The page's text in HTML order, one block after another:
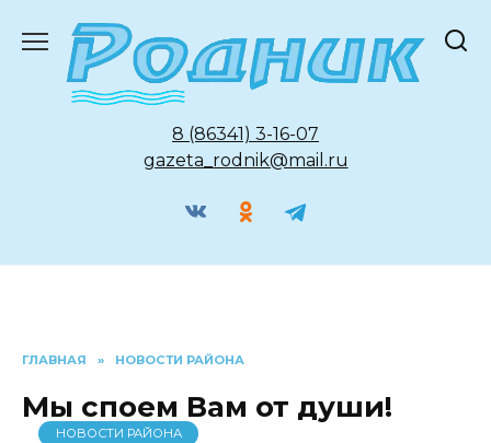
содержанию
8 (86341) 3-16-07
gazeta_rodnik@mail.ru
ГЛАВНАЯ » НОВОСТИ РАЙОНА
Мы споем Вам от души!
НОВОСТИ РАЙОНА